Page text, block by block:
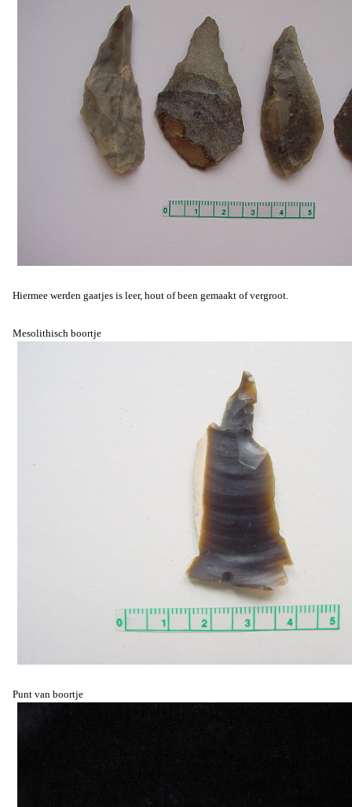
Hiermee werden gaatjes is leer, hout of been gemaakt of vergroot.
Mesolithisch boortje
Punt van boortje